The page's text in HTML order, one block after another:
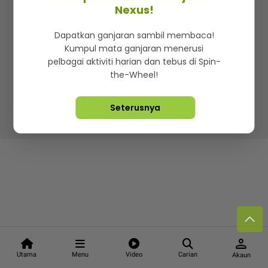
Utama Menu Video Carian
person
Akaun
Iklan di SMG360
Terma & Syarat Dasar Privasi
Lebih hot, viral dan sensasi
Hakcipta Terpelihara ©2026. Star Media Group Berhad
Nexus!
Dapatkan ganjaran sambil membaca!
Kumpul mata ganjaran menerusi
pelbagai aktiviti harian dan tebus di Spin-
the-Wheel!
Seterusnya